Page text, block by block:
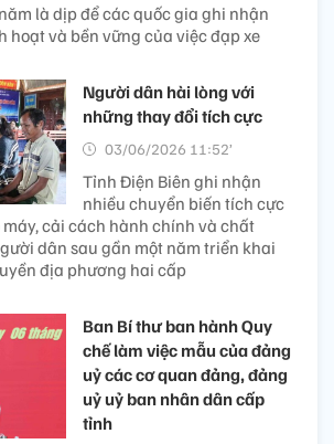
là dịp để các quốc gia ghi nhận
hoạt và bền vững của việc đạp xe
Người dân hài lòng với
những thay đổi tích cực
03/06/2026 11:52’
Tỉnh Điện Biên ghi nhận
nhiều chuyển biến tích cực
cải cách hành chính và chất
dân sau gần một năm triển khai
địa phương hai cấp
Ban Bí thư ban hành Quy
chế làm việc mẫu của đảng
uỷ các cơ quan đảng, đảng
uỷ uỷ ban nhân dân cấp
tỉnh